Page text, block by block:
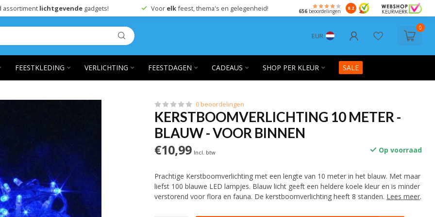
assortiment lichtgevendegadgets! Voor elkfeest, thema's en gelegenheid! 656beoordelingen 8.2
EUR
0
FEESTKLEDING VERLICHTING FEESTDAGEN CADEAUS SHOP PER KLEUR SALE
0 beoordelingen
KERSTBOOMVERLICHTING 10 METER -
BLAUW - VOOR BINNEN
€10,99 Incl. btw Op voorraad
Prachtige Kerstboomverlichting met een lengte van 10 meter in het blauw. Met maar
liefst 100 blauwe LED lampjes. Blauw licht geeft een heldere koele kleur en is minder
verstorend voor flora en fauna. De kerstboomverlichting heeft 8 standen. Lees meer.